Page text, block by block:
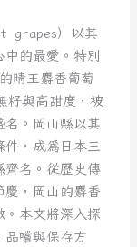
grapes）以其
的最愛。特別
晴王麝香葡萄
籽與高甜度，被
名。岡山縣以其
件，成為日本三
齊名。從歷史傳
慶，岡山的麝香
。本文將深入探
品嚐與保存方